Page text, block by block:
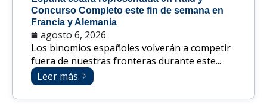
Concurso Completo este fin de semana en
Francia y Alemania
agosto 6, 2026
Los binomios españoles volverán a competir
fuera de nuestras fronteras durante este...
Leer más